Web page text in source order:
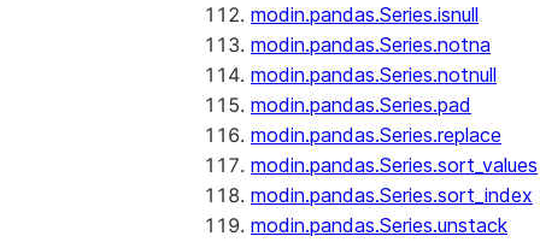
modin.pandas.Series.isnull
modin.pandas.Series.notna
modin.pandas.Series.notnull
modin.pandas.Series.pad
modin.pandas.Series.replace
modin.pandas.Series.sort_values
modin.pandas.Series.sort_index
modin.pandas.Series.unstack